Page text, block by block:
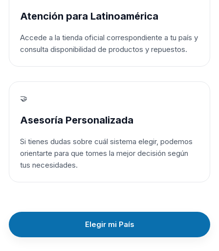
Atención para Latinoamérica
Accede a la tienda oficial correspondiente a tu país y
consulta disponibilidad de productos y repuestos.
🤝
Asesoría Personalizada
Si tienes dudas sobre cuál sistema elegir, podemos
orientarte para que tomes la mejor decisión según
tus necesidades.
Elegir mi País